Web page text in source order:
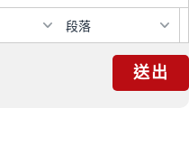
段落
送出